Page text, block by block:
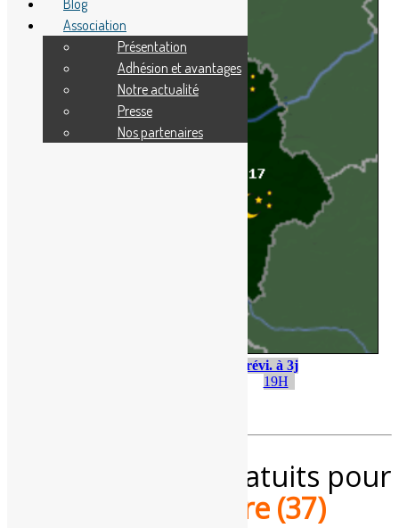
Prévi. à 3j
19H
Services météo gratuits pour
Indre-et-Loire (37)
Blog
Association
Présentation
Adhésion et avantages
Notre actualité
Presse
Nos partenaires